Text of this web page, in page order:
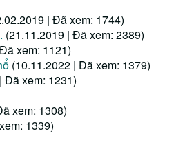
| Đã xem: 1744)
(21.11.2019 | Đã xem: 2389)
xem: 1121)
(10.11.2022 | Đã xem: 1379)
Đã xem: 1231)
xem: 1308)
1339)